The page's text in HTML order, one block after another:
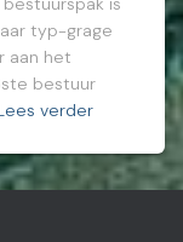
typ-grage
aan het
bestuur
verder